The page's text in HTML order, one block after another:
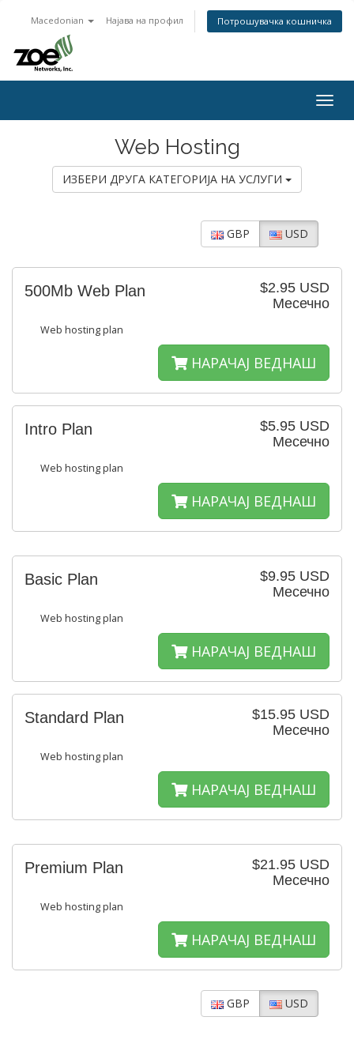
Macedonian Најава на профил Потрошувачка кошничка
Web Hosting
ИЗБЕРИ ДРУГА КАТЕГОРИЈА НА УСЛУГИ
GBP USD
$2.95 USD
Месечно
500Mb Web Plan
Web hosting plan
НАРАЧАЈ ВЕДНАШ
$5.95 USD
Месечно
Intro Plan
Web hosting plan
НАРАЧАЈ ВЕДНАШ
$9.95 USD
Месечно
Basic Plan
Web hosting plan
НАРАЧАЈ ВЕДНАШ
$15.95 USD
Месечно
Standard Plan
Web hosting plan
НАРАЧАЈ ВЕДНАШ
$21.95 USD
Месечно
Premium Plan
Web hosting plan
НАРАЧАЈ ВЕДНАШ
GBP USD